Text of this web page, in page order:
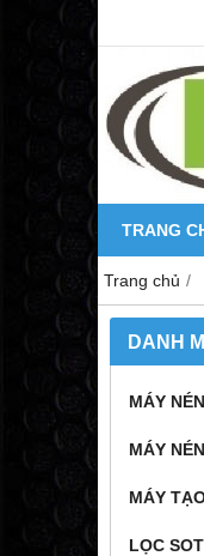
TRANG
Trang chủ
DANH
MÁY
MÁY
MÁY
LỌC